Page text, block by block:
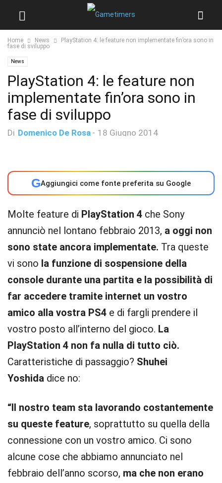
Home News
PlayStation 4: le feature non implementate fin’ora sono in
fase di sviluppo
News
PlayStation 4: le feature non
implementate fin’ora sono in
fase di sviluppo
Di Domenico De Rosa - 18 Giugno 2014
GAggiungici come fonte preferita su Google
Molte feature di PlayStation 4 che Sony
annunciò nel lontano febbraio 2013, a oggi non
sono state ancora implementate. Tra queste
vi sono la funzione di sospensione della
console durante una partita e la possibilità di
far accedere tramite internet un vostro
amico alla vostra PS4 e di fargli prendere il
vostro posto all’interno del gioco. La
PlayStation 4 non fa nulla di tutto ciò.
Caratteristiche di passaggio? Shuhei
Yoshida dice no:
“Il nostro team sta lavorando costantemente
su queste feature, soprattutto su quella della
connessione con un vostro amico. Ci sono
alcune cose che abbiamo annunciato nel
febbraio dell’anno scorso, ma che non erano